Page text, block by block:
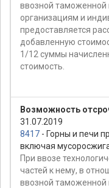
ввозной
организациям и
предоставляется
добавленную
1/12 суммы
стоимость.
Возможность
31.07.2019
8417 - Горны и печи
включая
При ввозе
частей к нему, в
ввозной